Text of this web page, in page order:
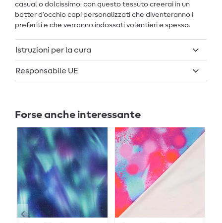
casual o dolcissimo: con questo tessuto creerai in un
batter d’occhio capi personalizzati che diventeranno i
preferiti e che verranno indossati volentieri e spesso.
Istruzioni per la cura
Responsabile UE
Forse anche interessante